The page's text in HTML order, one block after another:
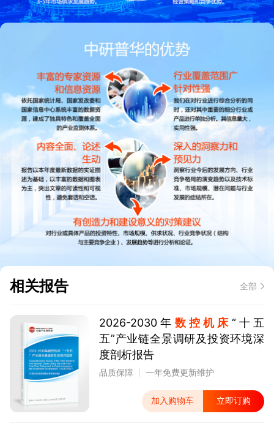
相关报告 全部
2026-2030年 数控机床 “十五
五”产业链全景调研及投资环境深
度剖析报告
品质保障 一年免费更新维护
加入购物车 立即订购